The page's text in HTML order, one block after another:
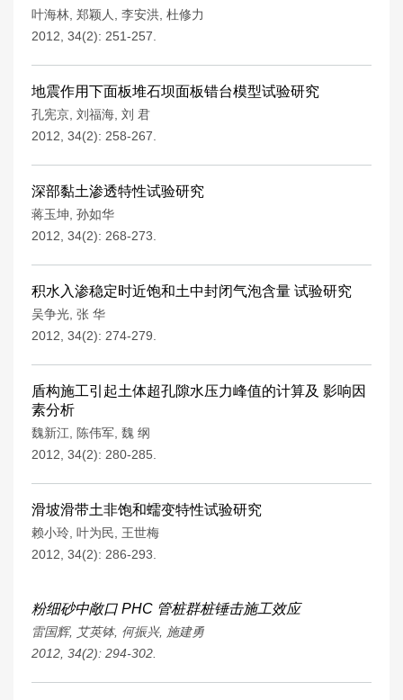
叶海林 郑颖人 李安洪 杜修力
2012, 34(2): 251-257.
地震作用下面板堆石坝面板错台模型试验研究
孔宪京 刘福海 刘 君
2012, 34(2): 258-267.
深部黏土渗透特性试验研究
蒋玉坤 孙如华
2012, 34(2): 268-273.
积水入渗稳定时近饱和土中封闭气泡含量 试验研究
吴争光 张 华
2012, 34(2): 274-279.
盾构施工引起土体超孔隙水压力峰值的计算及 影响因
素分析
魏新江 陈伟军 魏 纲
2012, 34(2): 280-285.
滑坡滑带土非饱和蠕变特性试验研究
赖小玲 叶为民
王世梅
2012, 34(2): 286-293.
粉细砂中敞口 PHC 管桩群桩锤击施工效应
雷国辉, 艾英钵, 何振兴, 施建勇
2012, 34(2): 294-302.